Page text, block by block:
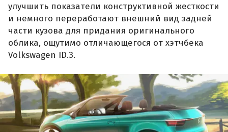
улучшить показатели конструктивной жесткости
и немного переработают внешний вид задней
части кузова для придания оригинального
облика, ощутимо отличающегося от хэтчбека
Volkswagen ID.3.